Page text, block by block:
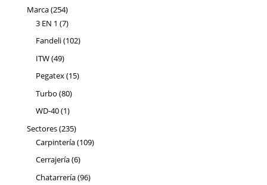
Marca 254254
productos
3 EN 1 77
productos
Fandeli 102102
ITW 4949
productos
Pegatex 1515
Turbo 8080
productos
WD-40 11
producto
Sectores 235235
productos
Carpintería 109109
Cerrajería 66
productos
Chatarrería 9696